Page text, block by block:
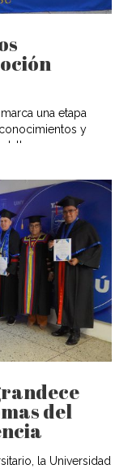
una etapa
y
y
así como a la
del Convenio
del
la Universidad